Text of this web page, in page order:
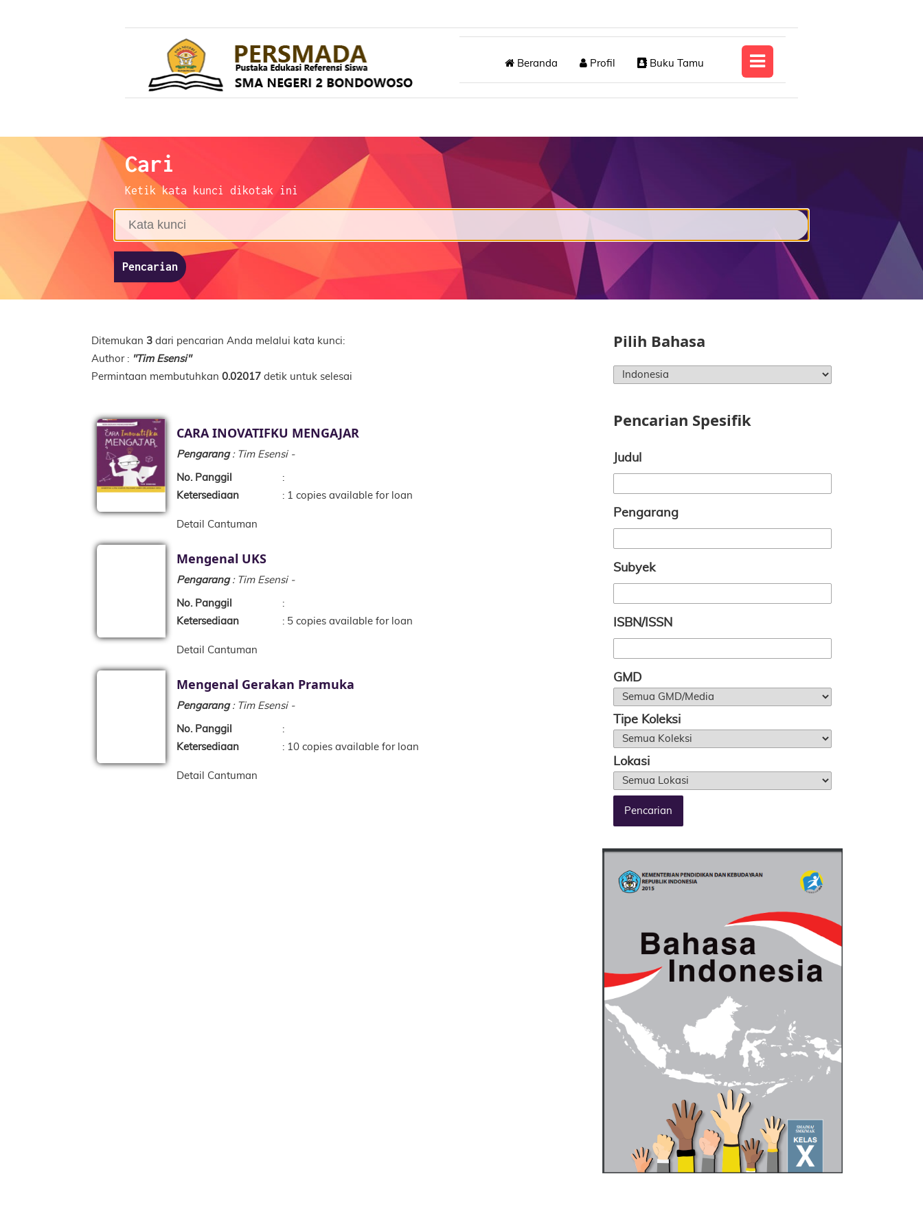
Beranda Profil Buku Tamu
Cari
Ketik kata kunci dikotak ini
Pencarian
Ditemukan 3 dari pencarian Anda melalui kata kunci:
Author : "Tim Esensi"
Permintaan membutuhkan 0.02017 detik untuk selesai
CARA INOVATIFKU MENGAJAR
Pengarang: Tim Esensi -
No. Panggil
:
Ketersediaan
: 1 copies available for loan
Detail Cantuman
Mengenal UKS
Pengarang: Tim Esensi -
No. Panggil
:
Ketersediaan
: 5 copies available for loan
Detail Cantuman
Mengenal Gerakan Pramuka
Pengarang: Tim Esensi -
No. Panggil
:
Ketersediaan
: 10 copies available for loan
Detail Cantuman
Pilih Bahasa
Pencarian Spesifik
Judul
Pengarang
Subyek
ISBN/ISSN
GMD
Tipe Koleksi
Lokasi
Pencarian